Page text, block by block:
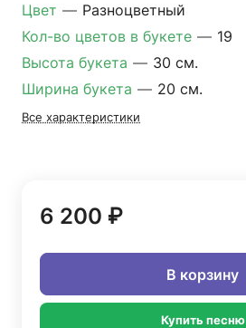
Цвет — Разноцветный
Кол-во цветов в букете — 19
Высота букета — 30 см.
Ширина букета — 20 см.
Все характеристики
6 200 ₽
В корзину
Купить песню